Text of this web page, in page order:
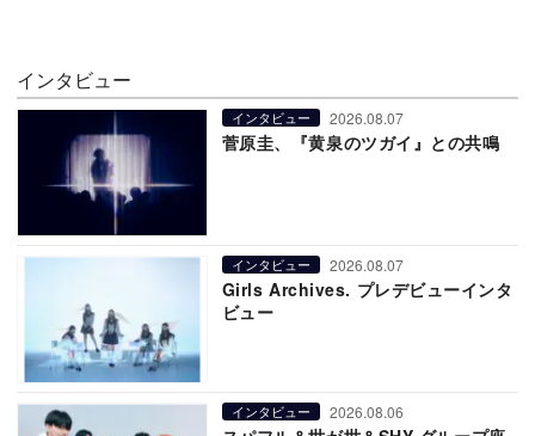
インタビュー
インタビュー 2026.08.07
菅原圭、『黄泉のツガイ』との共鳴
インタビュー 2026.08.07
Girls Archives. プレデビューインタ
ビュー
インタビュー 2026.08.06